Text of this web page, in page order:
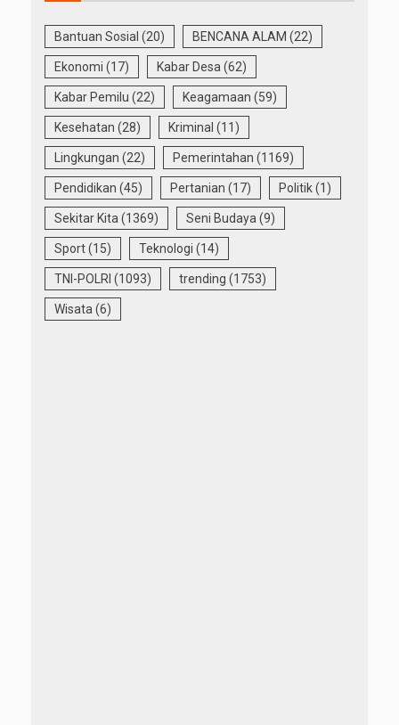
Bantuan Sosial (20) BENCANA ALAM (22)
Ekonomi (17) Kabar Desa (62)
Kabar Pemilu (22) Keagamaan (59)
Kesehatan (28) Kriminal (11)
Lingkungan (22) Pemerintahan (1169)
Pendidikan (45) Pertanian (17) Politik(1)
Sekitar Kita (1369) Seni Budaya (9)
Sport(15) Teknologi (14)
TNI-POLRI (1093) trending (1753)
Wisata (6)